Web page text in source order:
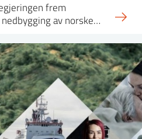
frem
av norske…